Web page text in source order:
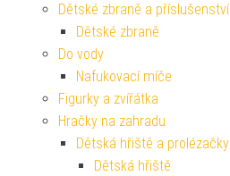
Dětské zbraně a příslušenství
Dětské zbraně
Do vody
Nafukovací míče
Figurky a zvířátka
Hračky na zahradu
Dětská hřiště a prolézačky
Dětská hřiště